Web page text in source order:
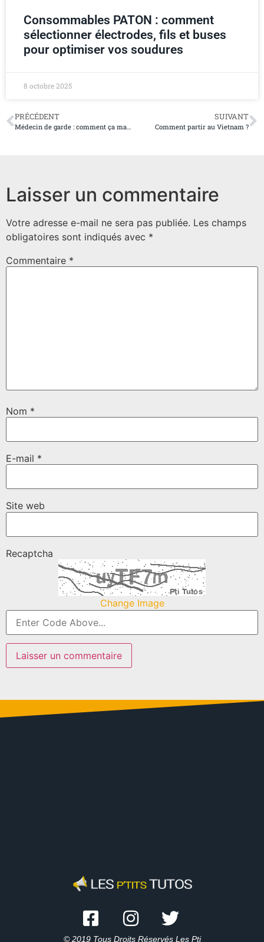
Consommables PATON : comment
sélectionner électrodes, fils et buses
pour optimiser vos soudures
8 octobre 2025
PRÉCÉDENT
Médecin de garde : comment ça marche ?
SUIVANT
Comment partir au Vietnam ?
Laisser un commentaire
Votre adresse e-mail ne sera pas publiée. Les champs
obligatoires sont indiqués avec *
Commentaire *
Nom *
E-mail *
Site web
Recaptcha
Change Image
© 2019 Tous Droits Réservés Les Pti